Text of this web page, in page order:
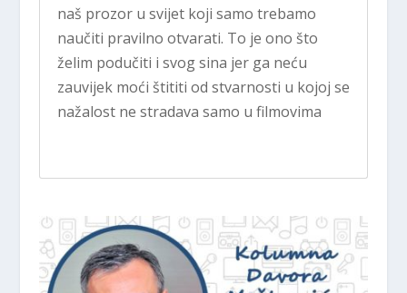
naš prozor u svijet koji samo trebamo
naučiti pravilno otvarati. To je ono što
želim podučiti i svog sina jer ga neću
zauvijek moći štititi od stvarnosti u kojoj se
nažalost ne stradava samo u filmovima